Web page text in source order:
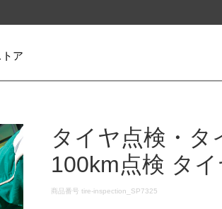
ア
タイヤ点検・タ
100km点検 タ
DETAILS
商品番号tire-inspection_SP7325